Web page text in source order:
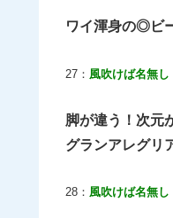
ワイ渾身の◎ビ
27： 風吹けば名無し
脚が違う！次元
グランアレグリ
28： 風吹けば名無し